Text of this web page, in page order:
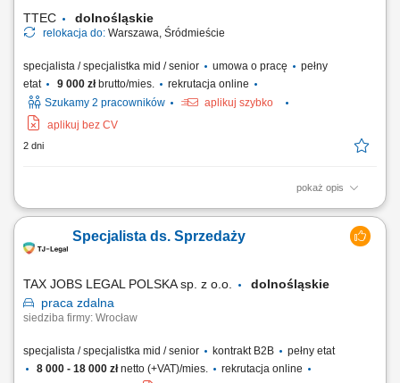
TTEC dolnośląskie
relokacja do: Warszawa, Śródmieście
specjalista / specjalistka mid / senior umowa o pracę
pełny
etat
9 000 złbrutto/mies.
rekrutacja online
Szukamy 2 pracowników
aplikuj szybko
aplikuj bez CV
2 dni
pokaż opis
As a Sales Representative (Presales) with German – Hybrid, working on
site in Warsaw, Poland, you’ll be a part of bringing humanity to business.
#experienceTTEC Our employees have spoken. Our purpose, team,
and company culture are amazing and our Great Place to Work®
Specjalista ds. Sprzedaży
TAX JOBS LEGAL POLSKA sp. z o.o.
dolnośląskie
praca zdalna
siedziba firmy: Wrocław
specjalista / specjalistka mid / senior kontrakt B2B
pełny etat
8 000 - 18 000 złnetto (+VAT)/mies.
rekrutacja online